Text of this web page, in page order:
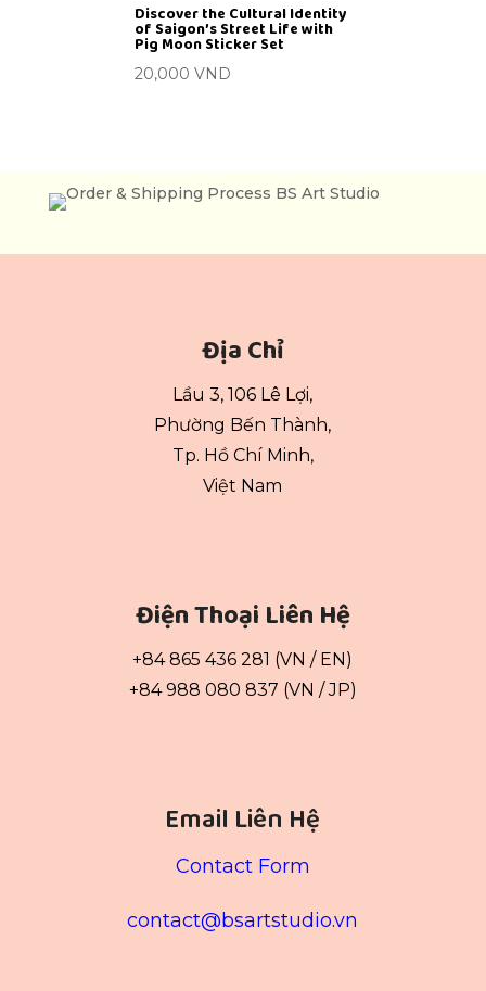
Discover the Cultural Identity
of Saigon’s Street Life with
Pig Moon Sticker Set
20,000 VND
Địa Chỉ
Lầu 3, 106 Lê Lợi,
Phường Bến Thành,
Tp. Hồ Chí Minh,
Việt Nam
Điện Thoại Liên Hệ
+84 865 436 281 (VN / EN)
+84 988 080 837 (VN / JP)
Email Liên Hệ
Contact Form
contact@bsartstudio.vn